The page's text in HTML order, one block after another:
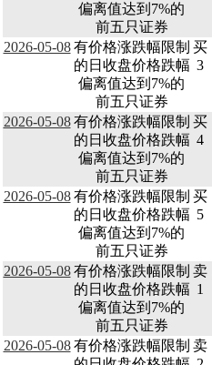
偏离值达到7%的
前五只证券
2026-05-08 有价格涨跌幅限制
的日收盘价格跌幅
偏离值达到7%的
前五只证券
买
3
2026-05-08 有价格涨跌幅限制
的日收盘价格跌幅
偏离值达到7%的
前五只证券
买
4
2026-05-08 有价格涨跌幅限制
的日收盘价格跌幅
偏离值达到7%的
前五只证券
买
5
2026-05-08 有价格涨跌幅限制
的日收盘价格跌幅
偏离值达到7%的
前五只证券
卖
1
2026-05-08 有价格涨跌幅限制 卖